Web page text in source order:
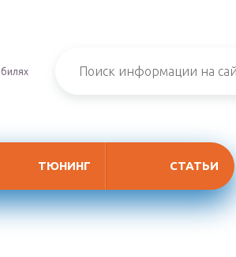
ТЮНИНГ СТАТЬИ